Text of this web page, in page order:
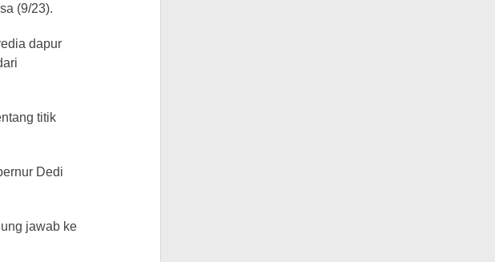
(9/23).
dapur
titik
Dedi
jawab ke